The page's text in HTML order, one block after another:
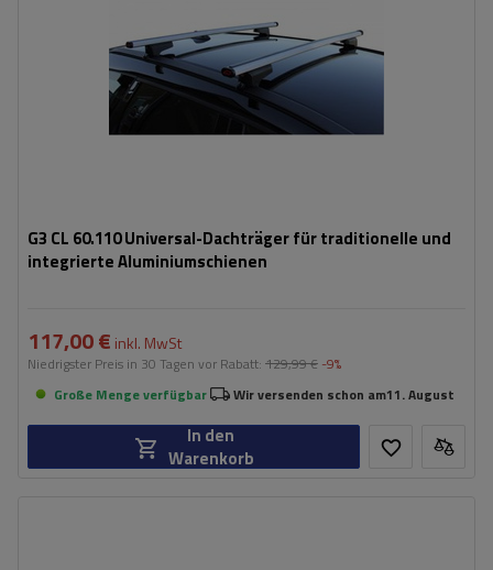
G3 CL 60.110 Universal-Dachträger für traditionelle und
integrierte Aluminiumschienen
117,00 € inkl. MwSt
Niedrigster Preis in 30 Tagen vor Rabatt: 129,99 € -9%
Große Menge verfügbar
Wir versenden schon am11. August
In den
Warenkorb